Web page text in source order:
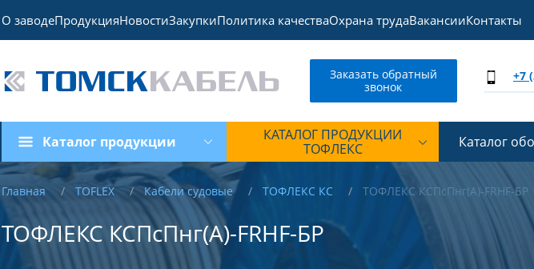
О заводеПродукцияНовостиЗакупкиПолитика качестваОхрана трудаВакансииКонтакты
Заказать обратный
звонок
+7
Каталог продукции
КАТАЛОГ ПРОДУКЦИИ
ТОФЛЕКС
Каталог
Главная TOFLEX Кабели судовые ТОФЛЕКС КС ТОФЛЕКС КСПсПнг(А)-FRHF-БР
ТОФЛЕКС КСПсПнг(А)-FRHF-БР